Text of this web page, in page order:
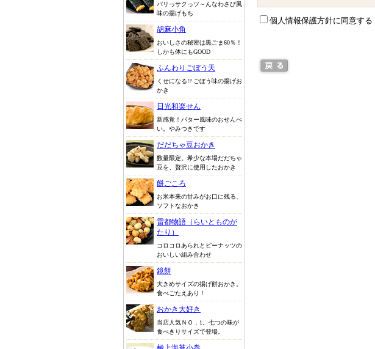
パリっサクっツ～んなわさび風
味の揚げもち
胡麻小角
おいしさの秘密は黒ごま60％！
しかも体にもGOOD
ふんわりごぼう天
くせになる!? ごぼう味の揚げお
かき
日光和楽せん
新感覚！バター風味のおせんべ
い。やみつきです
だだちゃ豆おかき
数量限定。希少な本場だだちゃ
豆を、贅沢に使用したおかき
餅ごころ
お米本来の甘みがお口に残る、
ソフトなおかき
雷都物語（らいとものが
たり）
コロコロあられとピーナッツの
おいしい組み合わせ
鏡餅
大きめサイズの揚げ餅おかき。
食べごたえあり！
おかき大好き
当店人気ＮＯ．1。七つの味が
食べきりサイズで登場。
個人情報保護方針に同意する